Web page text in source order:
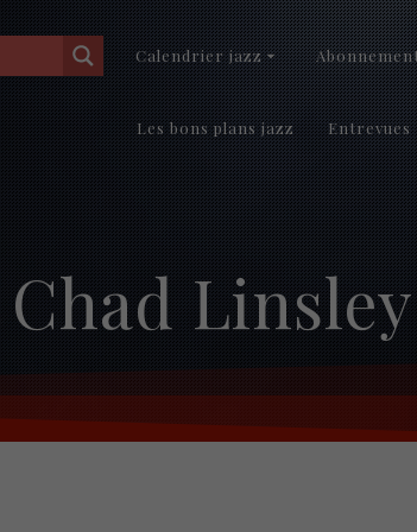
Calendrier jazz
Les bons plans jazz Entrevues
Chad Linsley